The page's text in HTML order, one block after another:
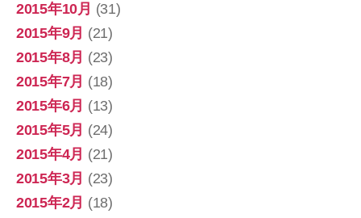
2015年10月 (31)
2015年9月 (21)
2015年8月 (23)
2015年7月 (18)
2015年6月 (13)
2015年5月 (24)
2015年4月 (21)
2015年3月 (23)
2015年2月 (18)